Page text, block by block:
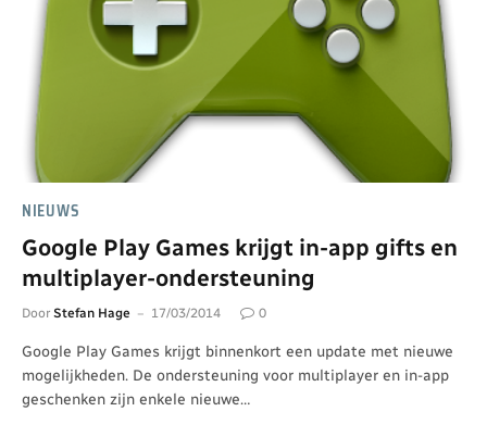
NIEUWS
Google Play Games krijgt in-app gifts en
multiplayer-ondersteuning
Door Stefan Hage 17/03/2014 0
Google Play Games krijgt binnenkort een update met nieuwe
mogelijkheden. De ondersteuning voor multiplayer en in-app
geschenken zijn enkele nieuwe…